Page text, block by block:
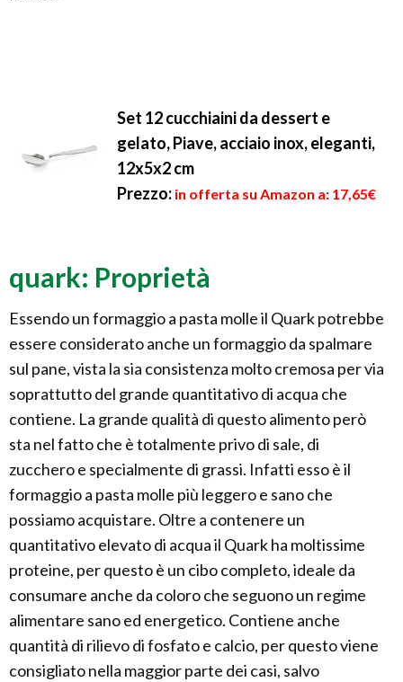
Set 12 cucchiaini da dessert e
gelato, Piave, acciaio inox, eleganti,
12x5x2 cm
Prezzo: in offerta su Amazon a: 17,65€
quark: Proprietà
Essendo un formaggio a pasta molle il Quark potrebbe
essere considerato anche un formaggio da spalmare
sul pane, vista la sia consistenza molto cremosa per via
soprattutto del grande quantitativo di acqua che
contiene. La grande qualità di questo alimento però
sta nel fatto che è totalmente privo di sale, di
zucchero e specialmente di grassi. Infatti esso è il
formaggio a pasta molle più leggero e sano che
possiamo acquistare. Oltre a contenere un
quantitativo elevato di acqua il Quark ha moltissime
proteine, per questo è un cibo completo, ideale da
consumare anche da coloro che seguono un regime
alimentare sano ed energetico. Contiene anche
quantità di rilievo di fosfato e calcio, per questo viene
consigliato nella maggior parte dei casi, salvo